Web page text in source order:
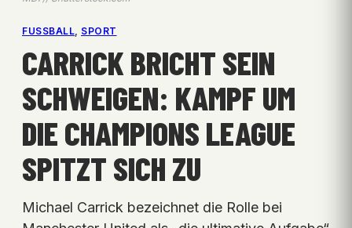
FUSSBALL , SPORT
CARRICK BRICHT SEIN
SCHWEIGEN: KAMPF UM
DIE CHAMPIONS LEAGUE
SPITZT SICH ZU
Michael Carrick bezeichnet die Rolle bei